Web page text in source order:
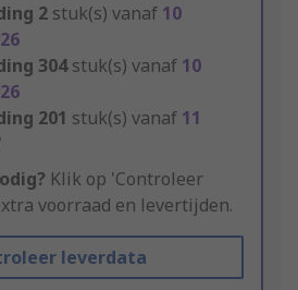
2 stuk(s) vanaf 10
304stuk(s) vanaf 10
201 stuk(s) vanaf 11
Klik op 'Controleer
voorraad en levertijden.
leverdata